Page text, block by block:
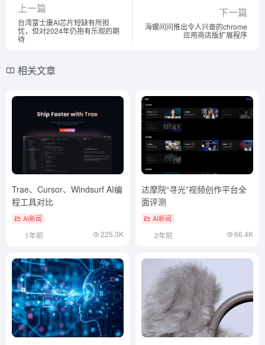
上一篇
台湾富士康AI芯片短缺有所担
忧，但对2024年仍抱有乐观的期
待
下一篇
海螺问问推出令人兴奋的chrome
应用商店版扩展程序
相关文章
Trae、Cursor、Windsurf AI编
程工具对比
AI新闻
1年前 225.3K
达摩院“寻光”视频创作平台全
面评测
AI新闻
2年前 66.4K